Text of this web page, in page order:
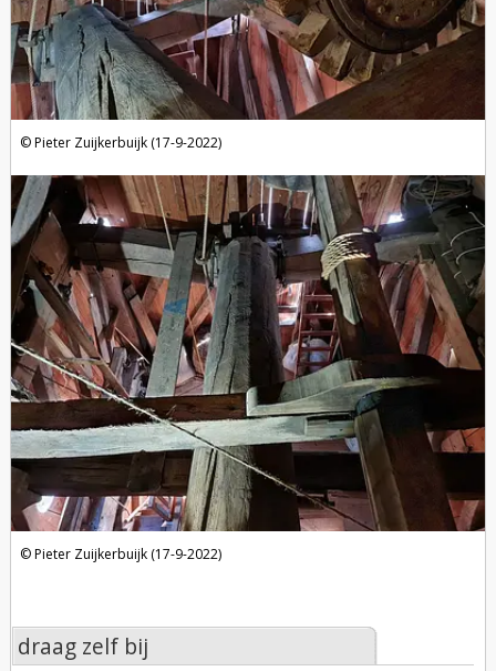
Pieter Zuijkerbuijk (17-9-2022)
Pieter Zuijkerbuijk (17-9-2022)
draag zelf bij